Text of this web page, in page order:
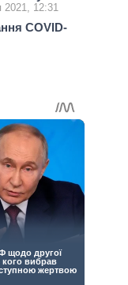
2021, 12:31
COVID-